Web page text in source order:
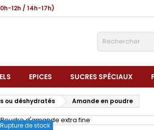
12h / 14h-17h)
EPICES SUCRES SPÉCIAUX
ou déshydratés Amande en poudre
Rupture de stock